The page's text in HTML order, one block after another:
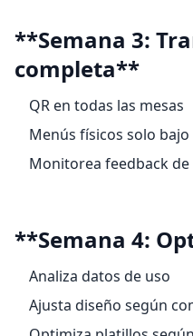
**Semana 3:
completa**
QR en todas las mesas
Menús físicos solo
Monitorea feedback de
**Semana 4:
Analiza datos de uso
Ajusta diseño según